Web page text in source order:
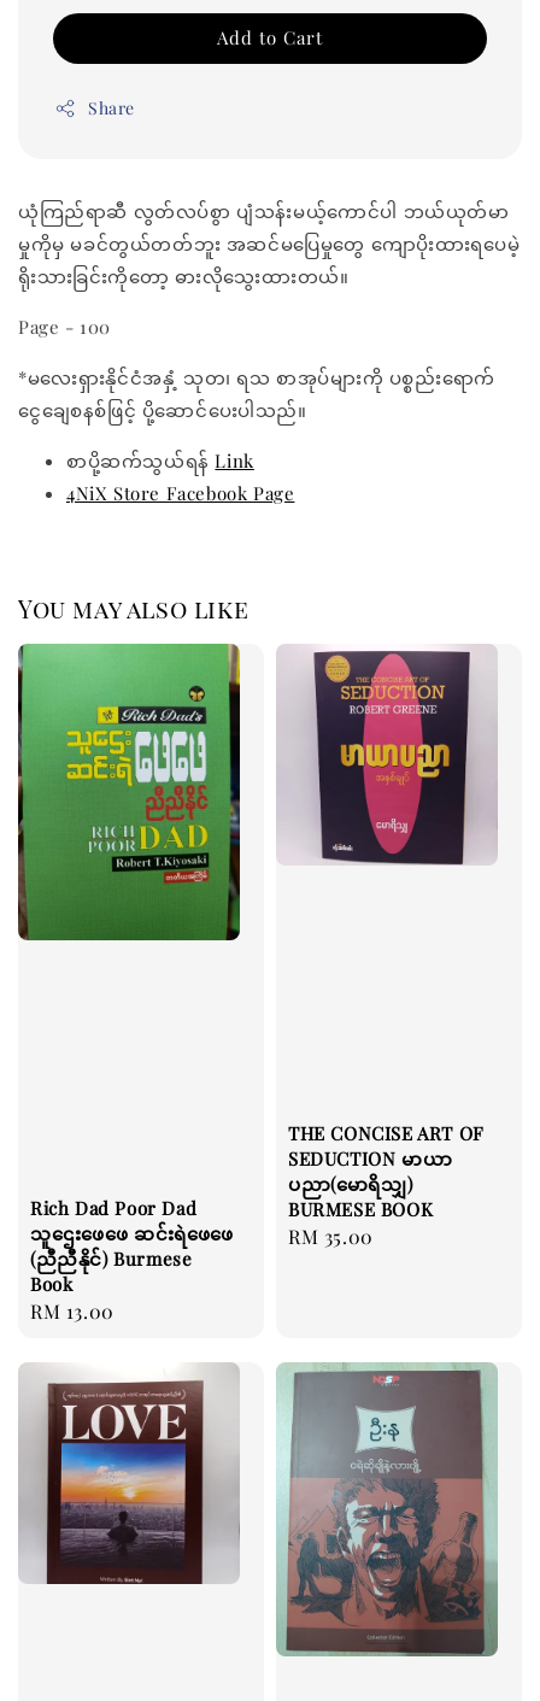
Add to Cart
Share
ယုံကြည်ရာဆီ လွတ်လပ်စွာ ပျံသန်းမယ့်ကောင်ပါ ဘယ်ယုတ်မာ
မှုကိုမှ မခင်တွယ်တတ်ဘူး အဆင်မပြေမှုတွေ ကျောပိုးထားရပေမဲ့
ရိုးသားခြင်းကိုတော့ ဓားလိုသွေးထားတယ်။
Page - 100
*မလေးရှားနိုင်ငံအနှံ့ သုတ၊ ရသ စာအုပ်များကို ပစ္စည်းရောက်
ငွေချေစနစ်ဖြင့် ပို့ဆောင်ပေးပါသည်။
စာပို့ဆက်သွယ်ရန်Link
4NiX Store Facebook Page
You may also like
Rich Dad Poor Dad
သူဌေးဖေဖေ ဆင်းရဲဖေဖေ
(ညီညီနိုင်) Burmese
Book
Regular
RM 13.00
THE CONCISE ART OF
SEDUCTION မာယာ
ပညာ(မောရိသျှ)
BURMESE BOOK
Regular
RM 35.00